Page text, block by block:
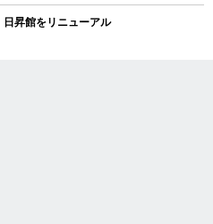
昇館をリニューアル